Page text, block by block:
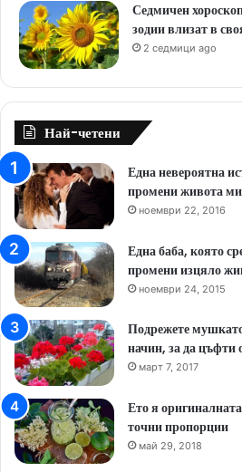
Седмичен
зодии влизат в
2 седмици ago
Най-четени
Една невероятна
промени живота ми
ноември 22, 2016
Една баба, която
промени изцяло
ноември 24, 2015
Подрежете
начин, за да цъфти
март 7, 2017
Ето я
точни пропорции
май 29, 2018